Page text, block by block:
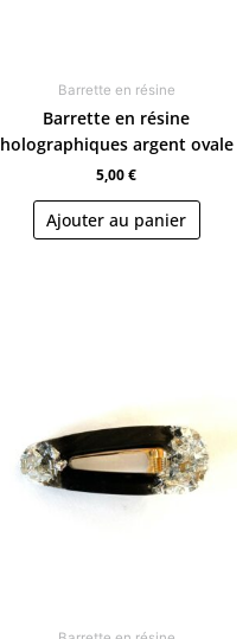
Barrette en résine
Barrette en résine
holographiques argent ovale
5,00€
Ajouter au panier